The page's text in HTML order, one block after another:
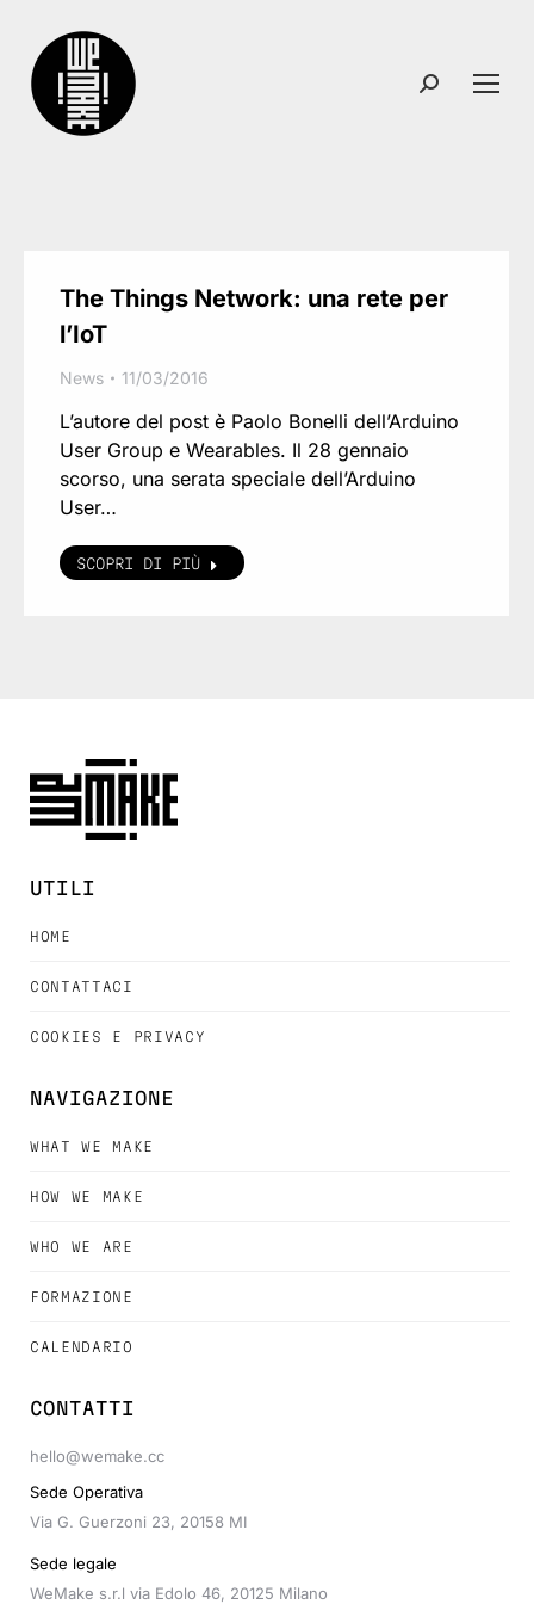
Search:
The Things Network: una rete per
l’IoT
News 11/03/2016
L’autore del post è Paolo Bonelli dell’Arduino
User Group e Wearables. Il 28 gennaio
scorso, una serata speciale dell’Arduino
User…
SCOPRI DI PIÙ
UTILI
HOME
CONTATTACI
COOKIES E PRIVACY
NAVIGAZIONE
WHAT WE MAKE
HOW WE MAKE
WHO WE ARE
FORMAZIONE
CALENDARIO
CONTATTI
hello@wemake.cc
Sede Operativa
Via G. Guerzoni 23, 20158 MI
Sede legale
WeMake s.r.l via Edolo 46, 20125 Milano